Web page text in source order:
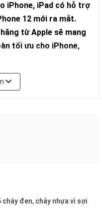
iPhone, iPad có hỗ trợ
12 mới ra mắt.
từ Apple sẽ mang
tối ưu cho iPhone,
cháy đen, chảy nhựa vì sợi